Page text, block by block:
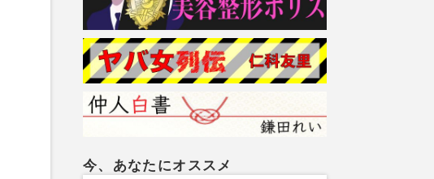
今、あなたにオススメ